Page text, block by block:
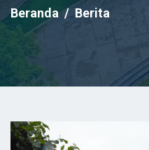
Beranda Berita